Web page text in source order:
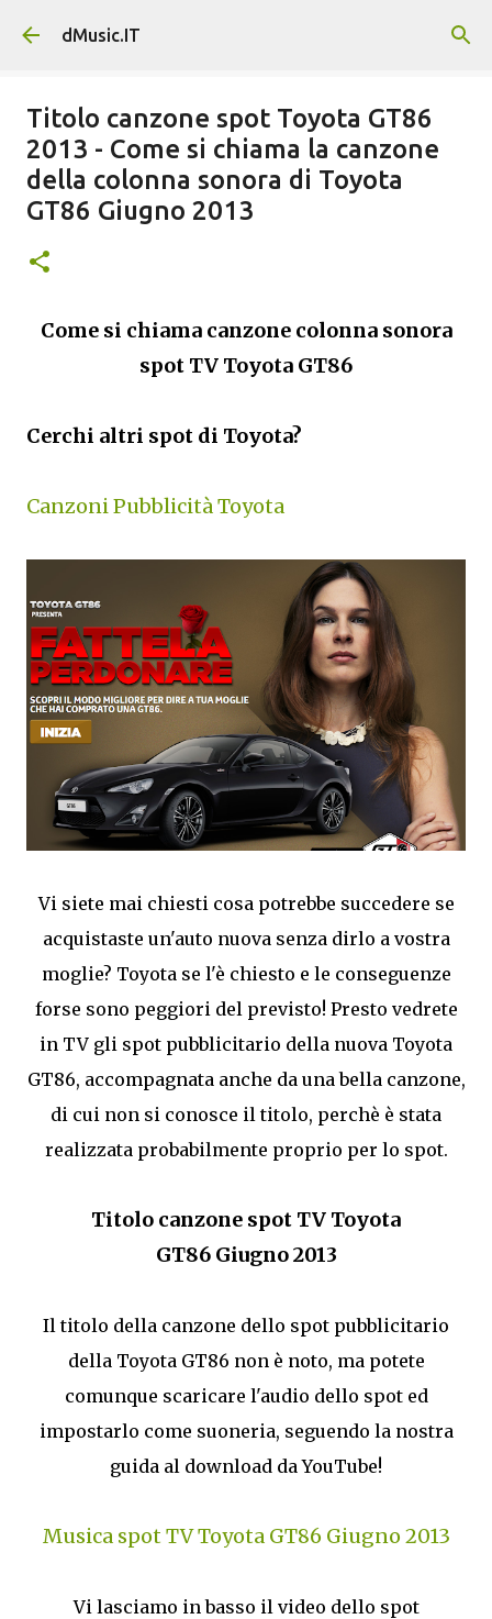
Passa ai contenuti principali
dMusic.IT
Titolo canzone spot Toyota GT86
2013 - Come si chiama la canzone
della colonna sonora di Toyota
GT86 Giugno 2013
Come si chiama canzone colonna sonora
spot TV Toyota GT86
Cerchi altri spot di Toyota?
Canzoni Pubblicità Toyota
Vi siete mai chiesti cosa potrebbe succedere se
acquistaste un'auto nuova senza dirlo a vostra
moglie? Toyota se l'è chiesto e le conseguenze
forse sono peggiori del previsto! Presto vedrete
in TV gli spot pubblicitario della nuova Toyota
GT86, accompagnata anche da una bella canzone,
di cui non si conosce il titolo, perchè è stata
realizzata probabilmente proprio per lo spot.
Titolo canzone spot TV Toyota
GT86 Giugno 2013
Il titolo della canzone dello spot pubblicitario
della Toyota GT86 non è noto, ma potete
comunque scaricare l'audio dello spot ed
impostarlo come suoneria, seguendo la nostra
guida al download da YouTube!
Musica spot TV Toyota GT86 Giugno 2013
Vi lasciamo in basso il video dello spot